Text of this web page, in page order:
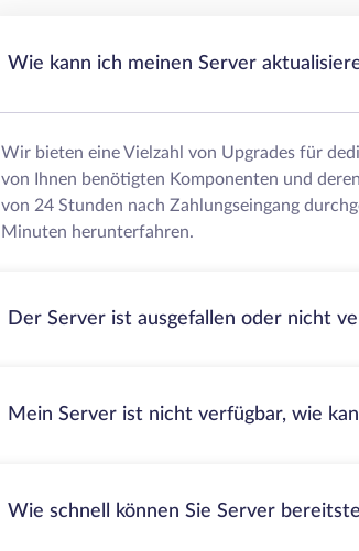
Wie kann ich meinen Server
Wir bieten eine Vielzahl von Upgrades für
von Ihnen benötigten Komponenten und
von 24 Stunden nach Zahlungseingang
Minuten herunterfahren.
Der Server ist ausgefallen oder nicht
Mein Server ist nicht verfügbar, wie
Wie schnell können Sie Server